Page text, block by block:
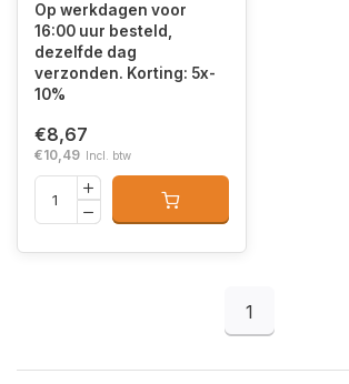
Op werkdagen voor
16:00 uur besteld,
dezelfde dag
verzonden. Korting: 5x-
10%
€8,67
€10,49 Incl. btw
1